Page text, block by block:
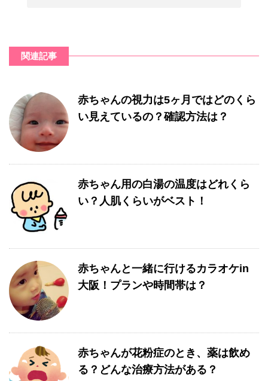
関連記事
赤ちゃんの視力は5ヶ月ではどのくら
い見えているの？確認方法は？
赤ちゃん用の白湯の温度はどれくら
い？人肌くらいがベスト！
赤ちゃんと一緒に行けるカラオケin
大阪！プランや時間帯は？
赤ちゃんが花粉症のとき、薬は飲め
る？どんな治療方法がある？